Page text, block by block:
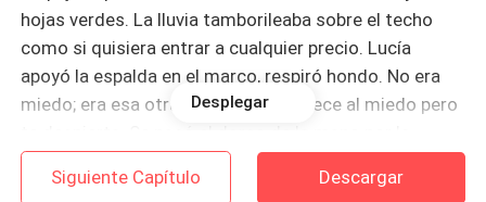
hojas verdes. La lluvia tamborileaba sobre el techo
como si quisiera entrar a cualquier precio. Lucía
apoyó la espalda en el marco, respiró hondo. No era
miedo; era esa otra cosa que se parece al miedo pero
frente, se acomodó el cabello y trató de reírse de sí
misma. Qué ridículo: la prometida del heredero,
Desplegar
Siguiente Capítulo Descargar